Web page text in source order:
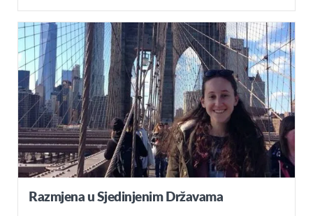
Razmjena u Sjedinjenim Državama